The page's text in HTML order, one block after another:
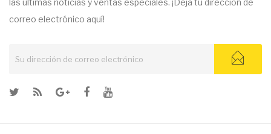
las últimas noticias y ventas especiales. ¡Deja tu dirección de
correo electrónico aquí!